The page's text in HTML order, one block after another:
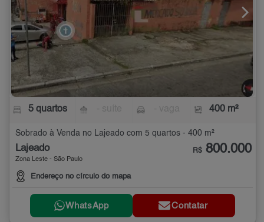
5 quartos 400 m²
Sobrado à Venda no Lajeado com 5 quartos - 400 m²
Lajeado
Zona Leste - São Paulo
Endereço no círculo do mapa
R$ 800.000
WhatsApp Contatar